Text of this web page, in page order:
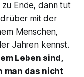
zu Ende, dann tut
mit der
Menschen,
Jahren kennst.
Leben sind,
man das nicht